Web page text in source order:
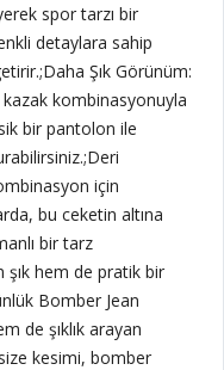
spor tarzı bir
detaylara sahip
Şık Görünüm:
kombinasyonuyla
bir pantolon ile
için
bu ceketin altına
bir tarz
hem de pratik bir
Bomber Jean
de şıklık arayan
kesimi, bomber